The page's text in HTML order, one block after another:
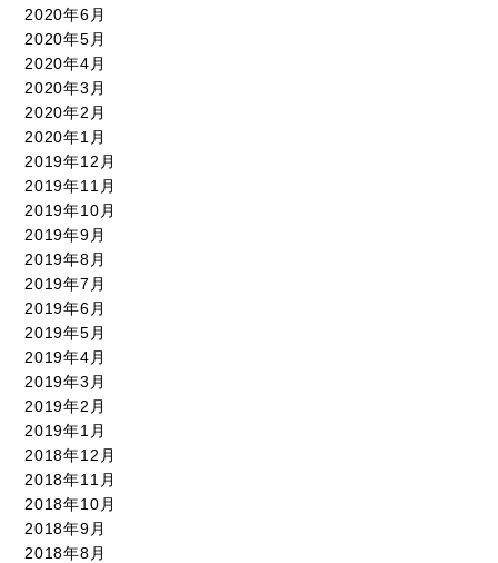
2020年6月
2020年5月
2020年4月
2020年3月
2020年2月
2020年1月
2019年12月
2019年11月
2019年10月
2019年9月
2019年8月
2019年7月
2019年6月
2019年5月
2019年4月
2019年3月
2019年2月
2019年1月
2018年12月
2018年11月
2018年10月
2018年9月
2018年8月